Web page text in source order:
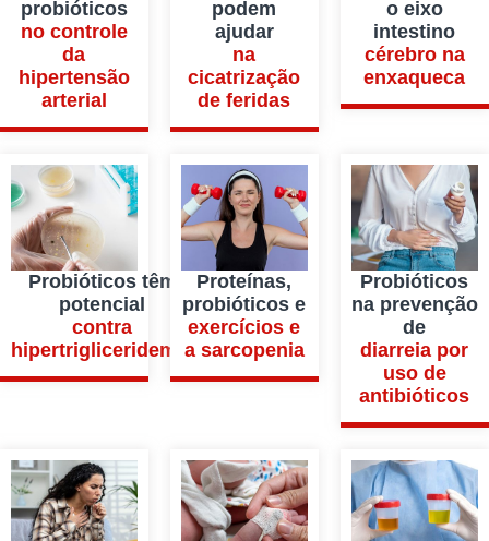
probióticos
no controle
da
hipertensão
arterial
podem
ajudar
na
cicatrização
de feridas
o eixo
intestino
cérebro na
enxaqueca
Probióticos têm
potencial
contra
hipertrigliceridemia
Proteínas,
probióticos e
exercícios e
a sarcopenia
Probióticos
na prevenção
de
diarreia por
uso de
antibióticos